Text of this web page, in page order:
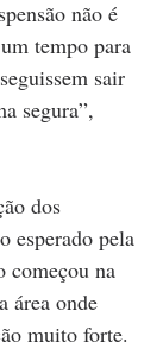
não é
tempo para
sair
segura”,
dos
esperado pela
começou na
área onde
muito forte.